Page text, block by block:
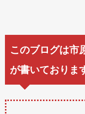
このブログは市
が書いておりま